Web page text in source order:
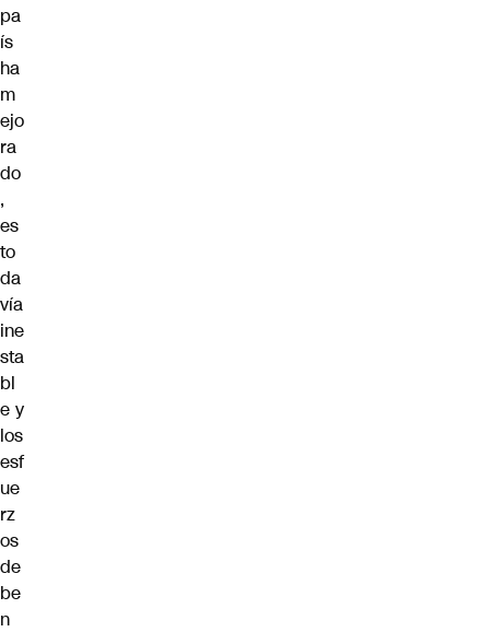
pa
ís
ha
m
ejo
ra
do
,
es
to
da
vía
ine
sta
bl
e y
los
esf
ue
rz
os
de
be
n